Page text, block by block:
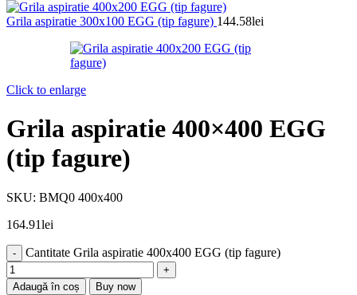
Grila aspiratie 300x100 EGG (tip fagure) 144.58lei
Click to enlarge
Grila aspiratie 400×400 EGG
(tip fagure)
SKU: BMQ0 400x400
164.91lei
Cantitate Grila aspiratie 400x400 EGG (tip fagure)
Adaugă în coș Buy now